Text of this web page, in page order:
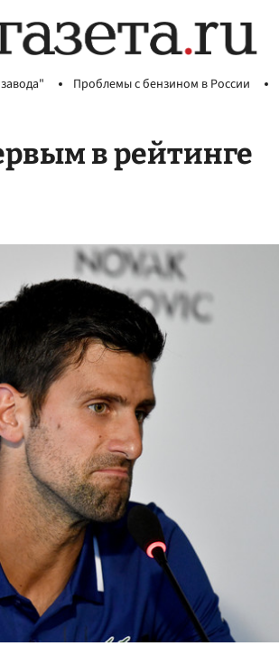
Проблемы с бензином в России
в рейтинге